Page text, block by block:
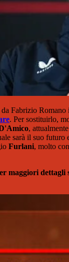
Fabrizio
. Per sostituirlo,
,
sarà il suo futuro
Furlani, molto
maggiori dettagli